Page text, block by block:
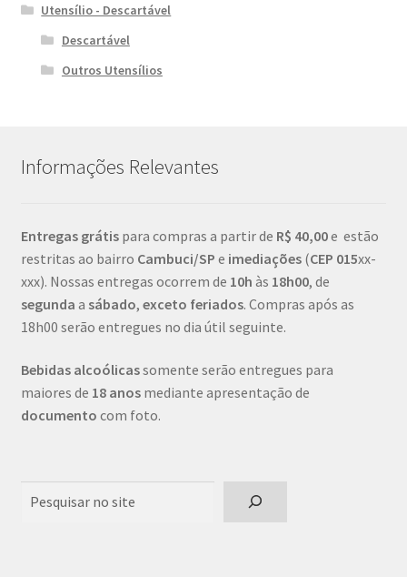
Utensílio - Descartável
Descartável
Outros Utensílios
Informações Relevantes
Entregas grátis para compras a partir de R$ 40,00e estão
restritas ao bairro Cambuci/SP e imediações(CEP 015xx-
xxx). Nossas entregas ocorrem de 10h às 18h00, de
segunda a sábado, exceto feriados. Compras após as
18h00 serão entregues no dia útil seguinte.
Bebidas alcoólicassomente serão entregues para
maiores de 18 anosmediante apresentação de
documento com foto.